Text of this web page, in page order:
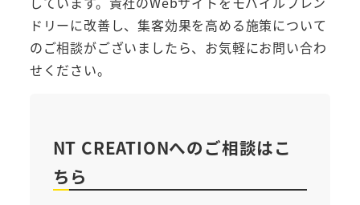
ドリーに改善し、集客効果を高める施策について
のご相談がございましたら、お気軽にお問い合わ
せください。
NT CREATIONへのご相談はこ
ちら